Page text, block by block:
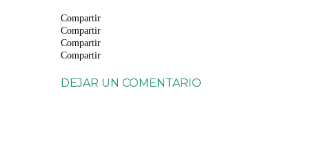
Compartir
Compartir
Compartir
Compartir
DEJAR UN COMENTARIO